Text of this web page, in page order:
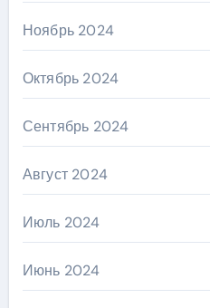
Ноябрь 2024
Октябрь 2024
Сентябрь 2024
Август 2024
Июль 2024
Июнь 2024